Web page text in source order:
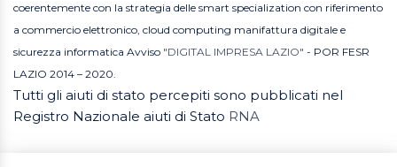
coerentemente con la strategia delle smart specialization con riferimento
a commercio elettronico, cloud computing manifattura digitale e
sicurezza informatica Avviso "DIGITAL IMPRESA LAZIO" - POR FESR
LAZIO 2014 – 2020.
Tutti gli aiuti di stato percepiti sono pubblicati nel
Registro Nazionale aiuti di Stato RNA